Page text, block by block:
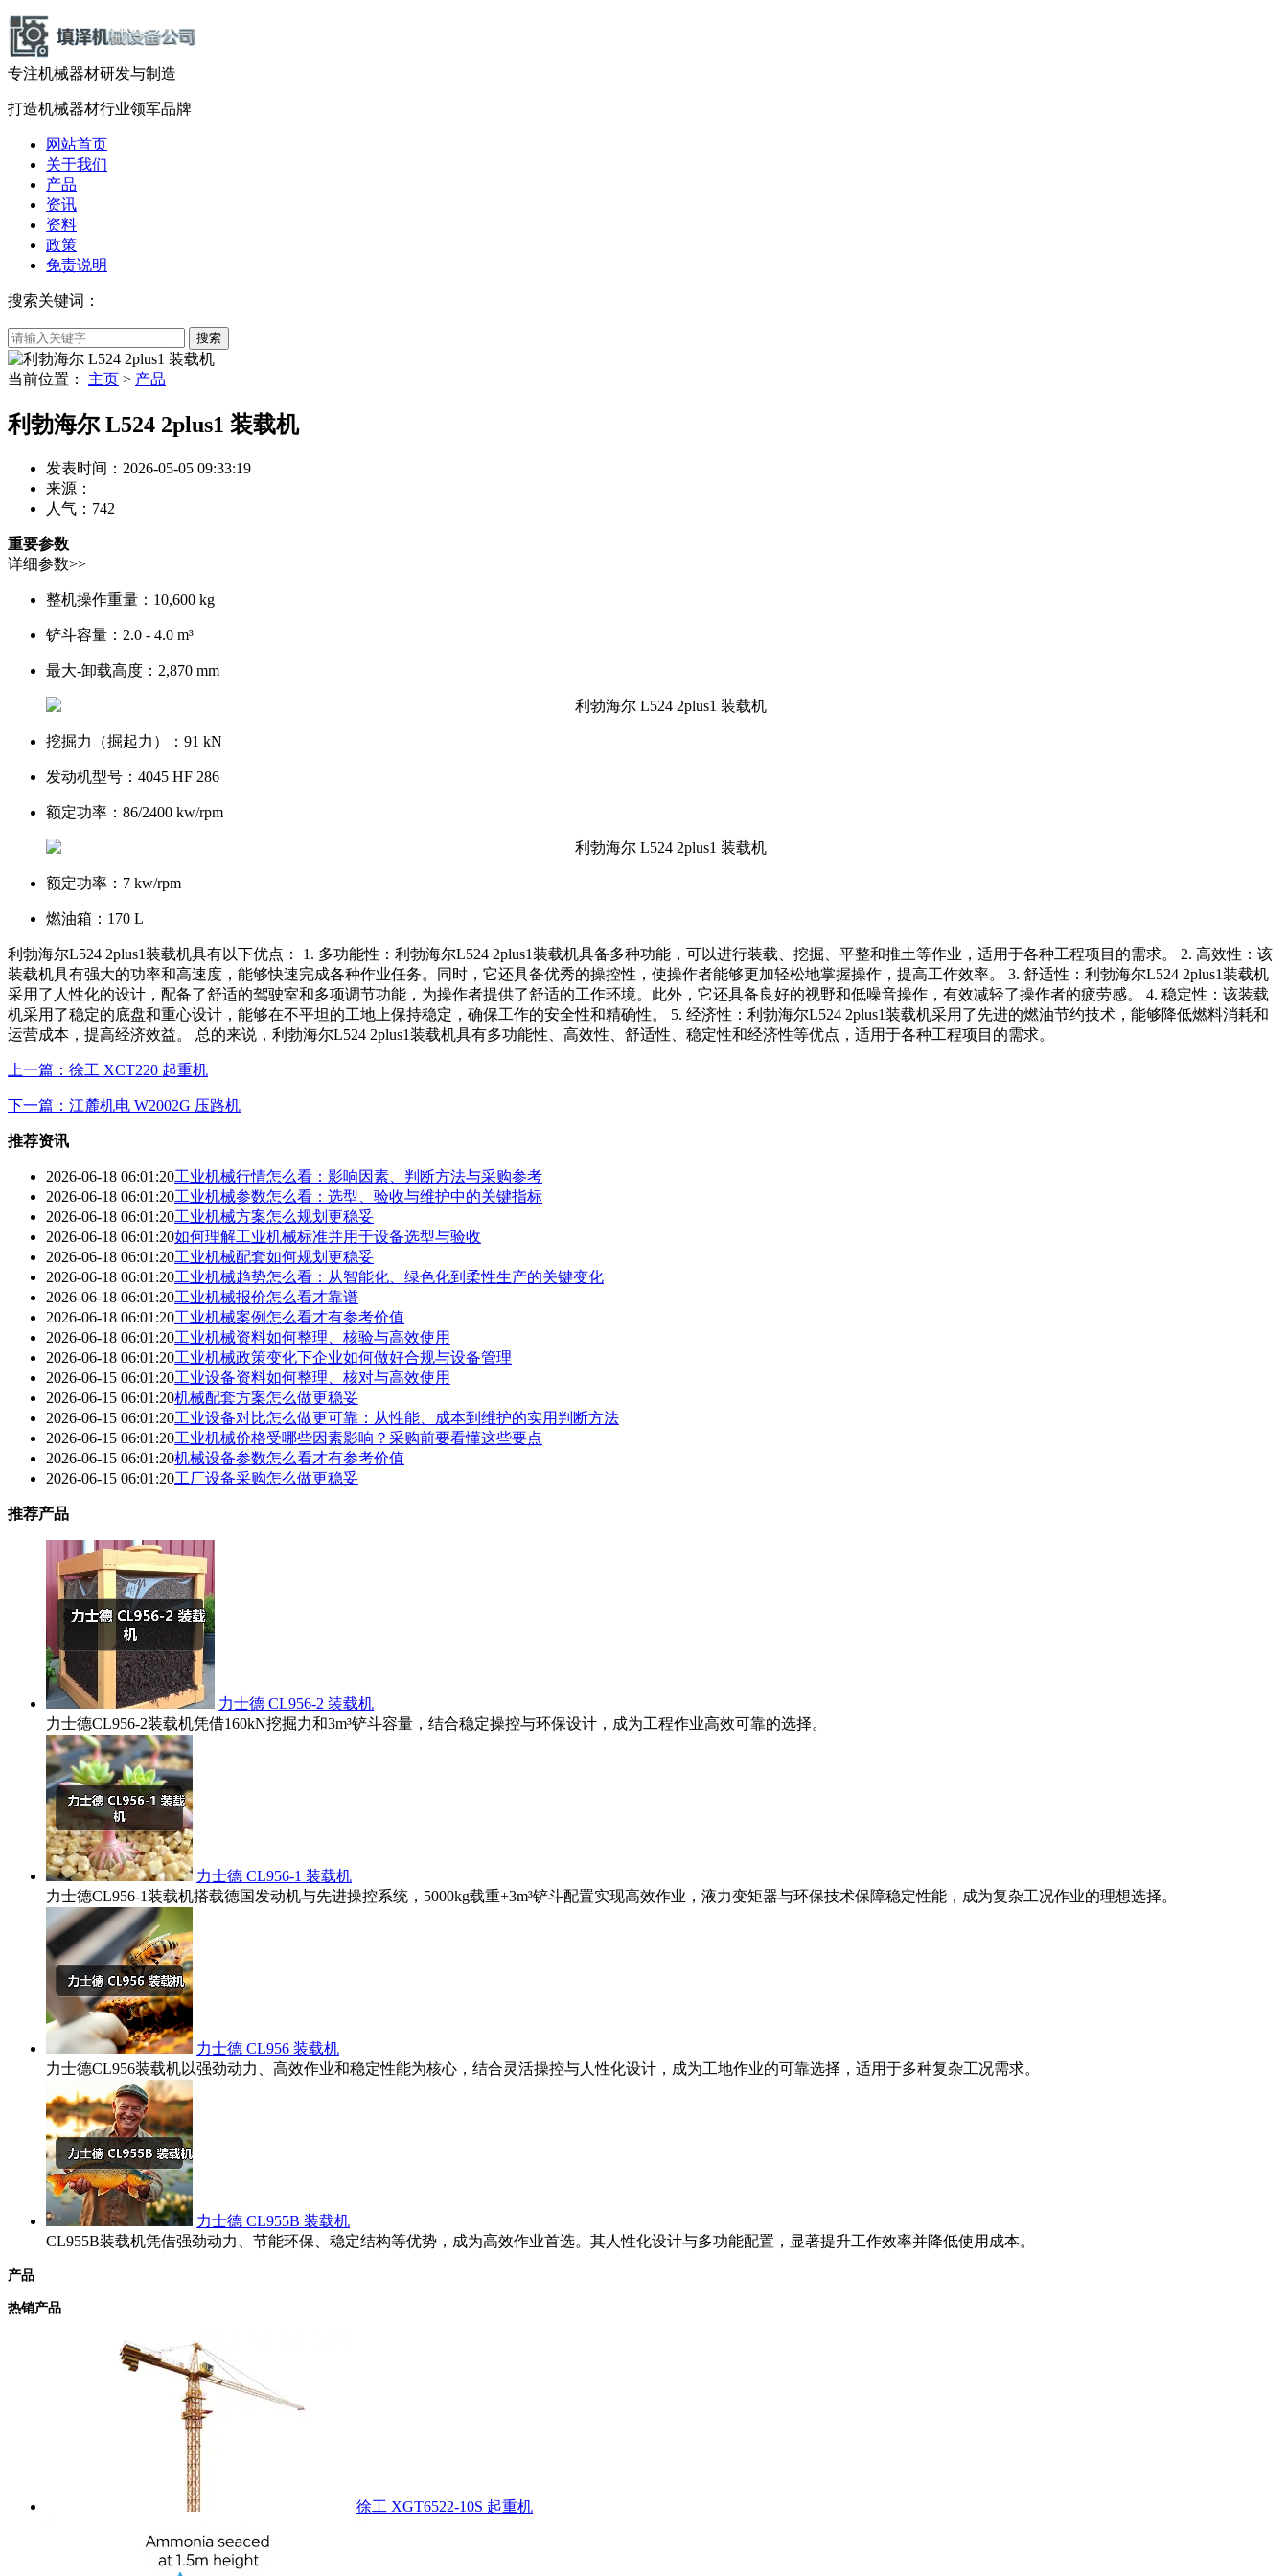
专注机械器材研发与制造
打造机械器材行业领军品牌
网站首页
关于我们
产品
资讯
资料
政策
免责说明
搜索关键词：
当前位置： 主页 > 产品
利勃海尔 L524 2plus1 装载机
发表时间：2026-05-05 09:33:19
来源：
人气： 742
重要参数
详细参数>>
整机操作重量： 10,600 kg
铲斗容量： 2.0 - 4.0 m³
最大-卸载高度： 2,870 mm
挖掘力（掘起力）： 91 kN
发动机型号： 4045 HF 286
额定功率： 86/2400 kw/rpm
额定功率： 7 kw/rpm
燃油箱： 170 L
利勃海尔L524 2plus1装载机具有以下优点： 1. 多功能性：利勃海尔L524 2plus1装载机具备多种功能，可以进行装载、挖掘、平整和推土等作业，适用于各种工程项目的需求。 2. 高效性：该
装载机具有强大的功率和高速度，能够快速完成各种作业任务。同时，它还具备优秀的操控性，使操作者能够更加轻松地掌握操作，提高工作效率。 3. 舒适性：利勃海尔L524 2plus1装载机
采用了人性化的设计，配备了舒适的驾驶室和多项调节功能，为操作者提供了舒适的工作环境。此外，它还具备良好的视野和低噪音操作，有效减轻了操作者的疲劳感。 4. 稳定性：该装载
机采用了稳定的底盘和重心设计，能够在不平坦的工地上保持稳定，确保工作的安全性和精确性。 5. 经济性：利勃海尔L524 2plus1装载机采用了先进的燃油节约技术，能够降低燃料消耗和
运营成本，提高经济效益。 总的来说，利勃海尔L524 2plus1装载机具有多功能性、高效性、舒适性、稳定性和经济性等优点，适用于各种工程项目的需求。
上一篇：徐工 XCT220 起重机
下一篇：江麓机电 W2002G 压路机
推荐资讯
2026-06-18 06:01:20工业机械行情怎么看：影响因素、判断方法与采购参考
2026-06-18 06:01:20工业机械参数怎么看：选型、验收与维护中的关键指标
2026-06-18 06:01:20工业机械方案怎么规划更稳妥
2026-06-18 06:01:20如何理解工业机械标准并用于设备选型与验收
2026-06-18 06:01:20工业机械配套如何规划更稳妥
2026-06-18 06:01:20工业机械趋势怎么看：从智能化、绿色化到柔性生产的关键变化
2026-06-18 06:01:20工业机械报价怎么看才靠谱
2026-06-18 06:01:20工业机械案例怎么看才有参考价值
2026-06-18 06:01:20工业机械资料如何整理、核验与高效使用
2026-06-18 06:01:20工业机械政策变化下企业如何做好合规与设备管理
2026-06-15 06:01:20工业设备资料如何整理、核对与高效使用
2026-06-15 06:01:20机械配套方案怎么做更稳妥
2026-06-15 06:01:20工业设备对比怎么做更可靠：从性能、成本到维护的实用判断方法
2026-06-15 06:01:20工业机械价格受哪些因素影响？采购前要看懂这些要点
2026-06-15 06:01:20机械设备参数怎么看才有参考价值
2026-06-15 06:01:20工厂设备采购怎么做更稳妥
推荐产品
力士德 CL956-2 装载机
力士德CL956-2装载机凭借160kN挖掘力和3m³铲斗容量，结合稳定操控与环保设计，成为工程作业高效可靠的选择。
力士德 CL956-1 装载机
力士德CL956-1装载机搭载德国发动机与先进操控系统，5000kg载重+3m³铲斗配置实现高效作业，液力变矩器与环保技术保障稳定性能，成为复杂工况作业的理想选择。
力士德 CL956 装载机
力士德CL956装载机以强劲动力、高效作业和稳定性能为核心，结合灵活操控与人性化设计，成为工地作业的可靠选择，适用于多种复杂工况需求。
力士德 CL955B 装载机
CL955B装载机凭借强劲动力、节能环保、稳定结构等优势，成为高效作业首选。其人性化设计与多功能配置，显著提升工作效率并降低使用成本。
产品
热销产品
徐工 XGT6522-10S 起重机